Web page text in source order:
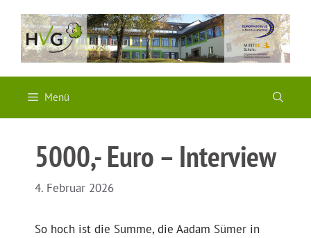
Inhalt
springen
Menü
5000,- Euro – Interview
4. Februar 2026
So hoch ist die Summe, die Aadam Sümer in